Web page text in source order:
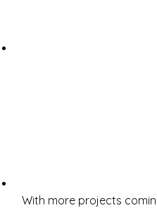
With more projects